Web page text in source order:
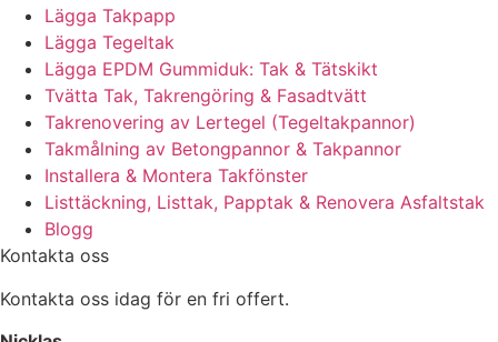
Lägga Takpapp
Lägga Tegeltak
Lägga EPDM Gummiduk: Tak & Tätskikt
Tvätta Tak, Takrengöring & Fasadtvätt
Takrenovering av Lertegel (Tegeltakpannor)
Takmålning av Betongpannor & Takpannor
Installera & Montera Takfönster
Listtäckning, Listtak, Papptak & Renovera Asfaltstak
Blogg
Kontakta oss
Kontakta oss idag för en fri offert.